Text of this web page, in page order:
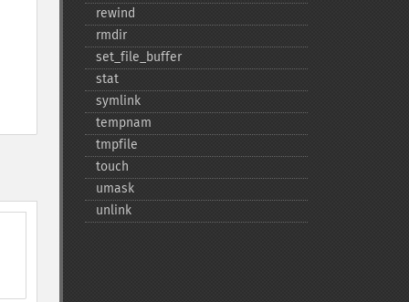
rewind
rmdir
set_​file_​buffer
stat
symlink
tempnam
tmpfile
touch
umask
unlink